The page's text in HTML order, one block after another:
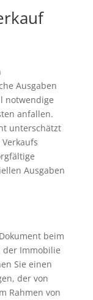
Ausgaben
notwendige
anfallen.
unterschätzt
Ausgaben
beim
der Immobilie
Sie einen
der von
Rahmen von